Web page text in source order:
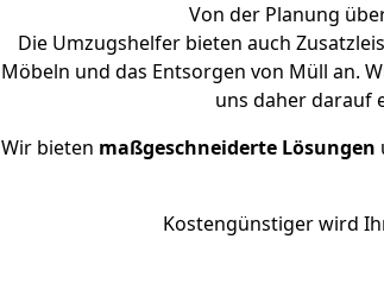
Von der Planung
Die Umzugshelfer bieten auch
Möbeln und das Entsorgen von Müll an.
uns daher darauf
Wir bieten maßgeschneiderte Lösungen
Kostengünstiger wird